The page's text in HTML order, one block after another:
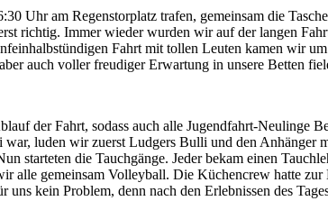
Uhr am Regenstorplatz trafen, gemeinsam die
richtig. Immer wieder wurden wir auf der langen
Fahrt mit tollen Leuten kamen wir
auch voller freudiger Erwartung in unsere Betten
der Fahrt, sodass auch alle Jugendfahrt-Neulinge
luden wir zuerst Ludgers Bulli und den Anhänger
starteten die Tauchgänge. Jeder bekam einen
alle gemeinsam Volleyball. Die Küchencrew hatte
kein Problem, denn nach den Erlebnissen des